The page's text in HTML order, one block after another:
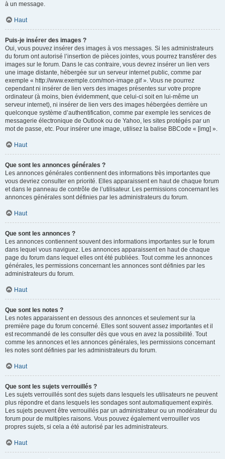
à un message.
Haut
Puis-je insérer des images ?
Oui, vous pouvez insérer des images à vos messages. Si les administrateurs
du forum ont autorisé l’insertion de pièces jointes, vous pourrez transférer des
images sur le forum. Dans le cas contraire, vous devrez insérer un lien vers
une image distante, hébergée sur un serveur internet public, comme par
exemple « http://www.exemple.com/mon-image.gif ». Vous ne pourrez
cependant ni insérer de lien vers des images présentes sur votre propre
ordinateur (à moins, bien évidemment, que celui-ci soit en lui-même un
serveur internet), ni insérer de lien vers des images hébergées derrière un
quelconque système d’authentification, comme par exemple les services de
messagerie électronique de Outlook ou de Yahoo, les sites protégés par un
mot de passe, etc. Pour insérer une image, utilisez la balise BBCode « [img] ».
Haut
Que sont les annonces générales ?
Les annonces générales contiennent des informations très importantes que
vous devriez consulter en priorité. Elles apparaissent en haut de chaque forum
et dans le panneau de contrôle de l’utilisateur. Les permissions concernant les
annonces générales sont définies par les administrateurs du forum.
Haut
Que sont les annonces ?
Les annonces contiennent souvent des informations importantes sur le forum
dans lequel vous naviguez. Les annonces apparaissent en haut de chaque
page du forum dans lequel elles ont été publiées. Tout comme les annonces
générales, les permissions concernant les annonces sont définies par les
administrateurs du forum.
Haut
Que sont les notes ?
Les notes apparaissent en dessous des annonces et seulement sur la
première page du forum concerné. Elles sont souvent assez importantes et il
est recommandé de les consulter dès que vous en avez la possibilité. Tout
comme les annonces et les annonces générales, les permissions concernant
les notes sont définies par les administrateurs du forum.
Haut
Que sont les sujets verrouillés ?
Les sujets verrouillés sont des sujets dans lesquels les utilisateurs ne peuvent
plus répondre et dans lesquels les sondages sont automatiquement expirés.
Les sujets peuvent être verrouillés par un administrateur ou un modérateur du
forum pour de multiples raisons. Vous pouvez également verrouiller vos
propres sujets, si cela a été autorisé par les administrateurs.
Haut